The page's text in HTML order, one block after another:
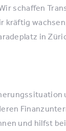
schaffen
kräftig
in
und hilfst